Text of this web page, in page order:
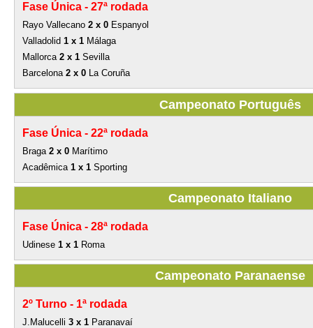
Fase Única - 27ª rodada
Rayo Vallecano 2 x 0Espanyol
Valladolid 1 x 1Málaga
Mallorca 2 x 1 Sevilla
Barcelona 2 x 0La Coruña
Campeonato Português
Fase Única - 22ª rodada
Braga 2 x 0Marítimo
Acadêmica 1 x 1Sporting
Campeonato Italiano
Fase Única - 28ª rodada
Udinese 1 x 1Roma
Campeonato Paranaense
2º Turno - 1ª rodada
J.Malucelli 3 x 1Paranavaí